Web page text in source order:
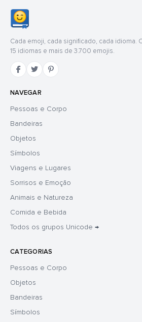
Cada emoji, cada significado, cada idioma.
15 idiomas e mais de 3.700 emojis.
NAVEGAR
Pessoas e Corpo
Bandeiras
Objetos
Símbolos
Viagens e Lugares
Sorrisos e Emoção
Animais e Natureza
Comida e Bebida
Todos os grupos Unicode →
CATEGORIAS
Pessoas e Corpo
Objetos
Bandeiras
Símbolos